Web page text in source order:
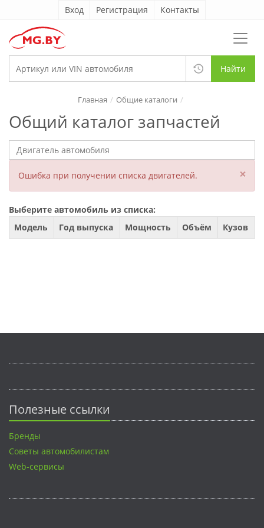
Вход Регистрация Контакты
Найти
Общий каталог запчастей
Главная Общие каталоги
Ошибка при получении списка двигателей. ×
Выберите автомобиль из списка:
Модель
Год выпуска Мощность Объём Кузов
Полезные ссылки
Бренды
Советы автомобилистам
Web-сервисы